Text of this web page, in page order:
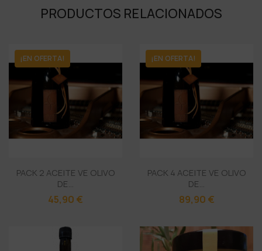
PRODUCTOS RELACIONADOS
PACK 2 ACEITE VE OLIVO
DE...
45,90 €
¡EN OFERTA!
PACK 4 ACEITE VE OLIVO
DE...
89,90 €
¡EN OFERTA!